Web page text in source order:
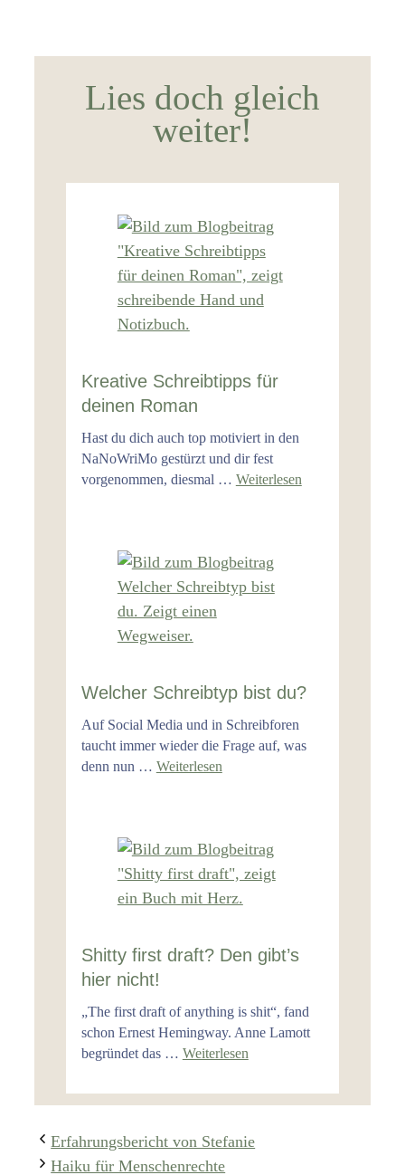
Lies doch gleich
weiter!
Kreative Schreibtipps für
deinen Roman
Hast du dich auch top motiviert in den
NaNoWriMo gestürzt und dir fest
vorgenommen, diesmal … Weiterlesen
Welcher Schreibtyp bist du?
Auf Social Media und in Schreibforen
taucht immer wieder die Frage auf, was
denn nun … Weiterlesen
Shitty first draft? Den gibt’s
hier nicht!
„The first draft of anything is shit“, fand
schon Ernest Hemingway. Anne Lamott
begründet das … Weiterlesen
Erfahrungsbericht von Stefanie
Haiku für Menschenrechte